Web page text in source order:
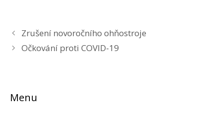
Zrušení novoročního ohňostroje
Očkování proti COVID-19
Menu